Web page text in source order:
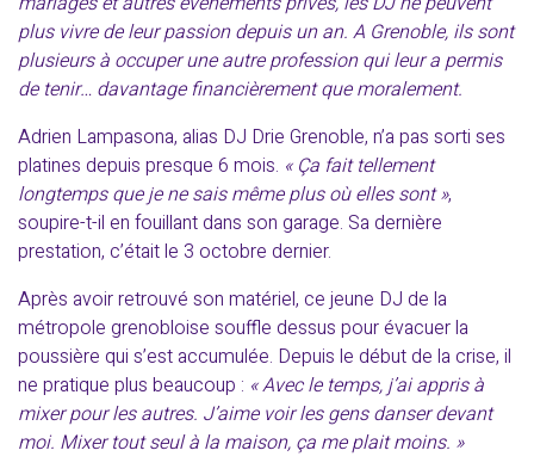
plus vivre de leur passion depuis un an. A Grenoble, ils sont
plusieurs à occuper une autre profession qui leur a permis
de tenir… davantage financièrement que moralement.
Adrien Lampasona, alias DJ Drie Grenoble, n’a pas sorti ses
platines depuis presque 6 mois. « Ça fait tellement
longtemps que je ne sais même plus où elles sont »,
soupire-t-il en fouillant dans son garage. Sa dernière
prestation, c’était le 3 octobre dernier.
Après avoir retrouvé son matériel, ce jeune DJ de la
métropole grenobloise souffle dessus pour évacuer la
poussière qui s’est accumulée. Depuis le début de la crise, il
ne pratique plus beaucoup : « Avec le temps, j’ai appris à
mixer pour les autres. J’aime voir les gens danser devant
moi. Mixer tout seul à la maison, ça me plait moins. »